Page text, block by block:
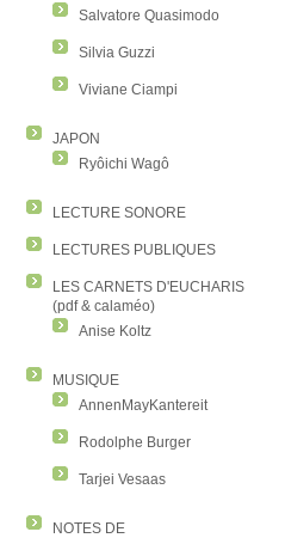
Salvatore Quasimodo
Silvia Guzzi
Viviane Ciampi
JAPON
Ryôichi Wagô
LECTURE SONORE
LECTURES PUBLIQUES
LES CARNETS D'EUCHARIS
(pdf & calaméo)
Anise Koltz
MUSIQUE
AnnenMayKantereit
Rodolphe Burger
Tarjei Vesaas
NOTES DE